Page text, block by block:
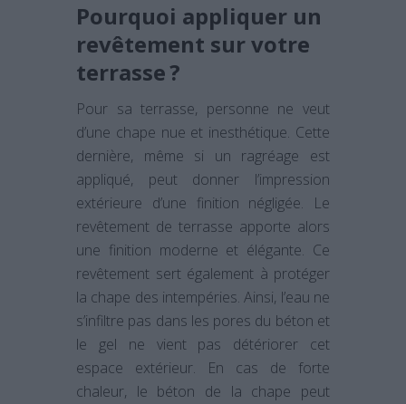
Pourquoi appliquer un
revêtement sur votre
terrasse ?
Pour sa terrasse, personne ne veut
d’une chape nue et inesthétique. Cette
dernière, même si un ragréage est
appliqué, peut donner l’impression
extérieure d’une finition négligée. Le
revêtement de terrasse apporte alors
une finition moderne et élégante. Ce
revêtement sert également à protéger
la chape des intempéries. Ainsi, l’eau ne
s’infiltre pas dans les pores du béton et
le gel ne vient pas détériorer cet
espace extérieur. En cas de forte
chaleur, le béton de la chape peut